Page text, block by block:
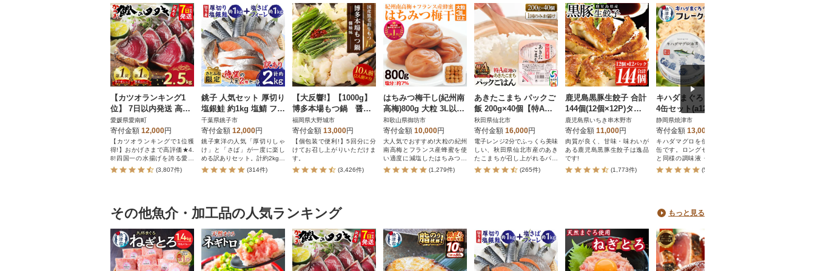
【カツオランキング1
位】 7日以内発送 高評
価★4.8 訳あり かつお
のたたき 2.5kg
愛媛県愛南町
寄付金額 12,000円
【カツオランキングで1位獲
得!】おかげさまで高評価★4.
8!四国一の水揚げを誇る愛媛
県愛南町のかつお。愛媛はみ
す。形や大きさは不揃いです
が、味は訳なし!人気のかつお
さい。鰹のタタキ かつおたた
き 冷凍 小分け カツオタタキ
骨取り 骨なし たたき
(3,807件)
銚子 人気セット 厚切り
塩銀鮭 約1kg 塩鯖 フィ
ーレ約1kg 合計約2.0kg
【さとふる限定】
千葉県銚子市
寄付金額 12,000円
銚子東洋の人気「厚切りしゃ
け」と「さば」が一度に楽し
める訳ありセット。計約2kgを
お届けします!
(314件)
【大反響!】【1000g】
博多本場もつ鍋 醤油
味「2人前×5回分」
福岡県大野城市
寄付金額 13,000円
【個包装で便利!】5回分に分
けてお召し上がりいただけま
す。
(3,426件)
はちみつ梅干し(紀州南
高梅)800g 大粒 3L以上
和歌山県産
和歌山県御坊市
寄付金額 10,000円
大人気でおすすめ!大粒の紀州
南高梅とフランス産蜂蜜を使
い適度に減塩したはちみつう
めぼし(塩分約7%)(1,279件)
あきたこまち パックご
飯 200g×40個【特A産
地】秋田県産|02_jpr-01
0801
秋田県仙北市
寄付金額 16,000円
電子レンジ2分でふっくら美味
しい、秋田県仙北市産のあき
たこまちが召し上がれるパッ
クごはん(パックライス)です。
(265件)
鹿児島黒豚生餃子 合計
144個(12個×12P)タレ
付き!国産野菜使用
鹿児島県いちき串木野市
寄付金額 11,000円
肉質が良く、甘味・味わいが
ある鹿児島黒豚生餃子は逸品
です!
(1,773件)
キハダまぐろ ツナ缶 2
4缶セット(a12-190)
静岡県焼津市
寄付金額 13,000
キハダマグロを使用したツナ
缶です。ロングセラーの赤缶
と同様の調味液・綿実油を使
用しているのでさっぱり召し
(573件)
その他魚介・加工品の人気ランキング もっと見る